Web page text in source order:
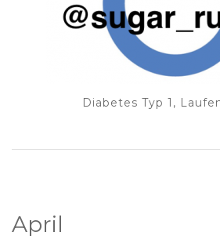
Diabetes Typ 1,
April